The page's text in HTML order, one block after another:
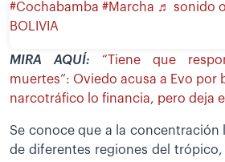
#Cochabamba #Marcha ♬ sonido
BOLIVIA
MIRA AQUÍ: “Tiene que
muertes”: Oviedo acusa a Evo por
narcotráfico lo financia, pero deja
Se conoce que a la concentración
de diferentes regiones del trópico,